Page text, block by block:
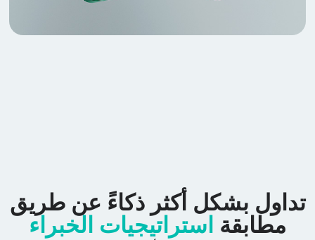
بشكل أكثر ذكاءً عن طريق
مطابقةاستراتيجيات الخبراء